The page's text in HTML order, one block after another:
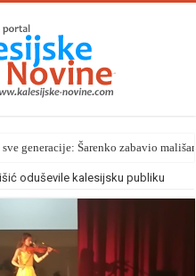
generacije: Šarenko zabavio
oduševile kalesijsku publiku